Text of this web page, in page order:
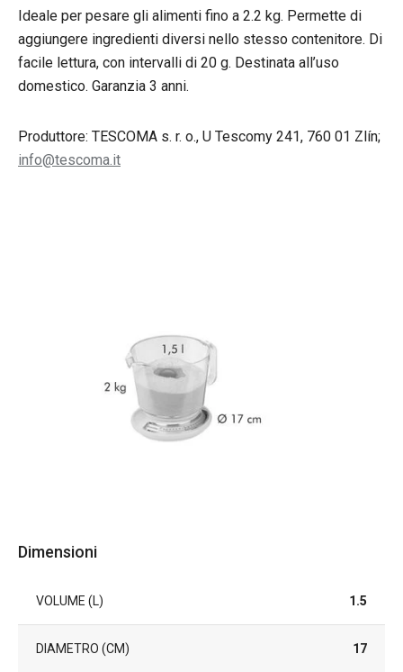
Ideale per pesare gli alimenti fino a 2.2 kg. Permette di
aggiungere ingredienti diversi nello stesso contenitore. Di
facile lettura, con intervalli di 20 g. Destinata all’uso
domestico. Garanzia 3 anni.
Produttore: TESCOMA s. r. o., U Tescomy 241, 760 01 Zlín;
info@tescoma.it
Dimensioni
VOLUME (L) 1.5
DIAMETRO (CM) 17